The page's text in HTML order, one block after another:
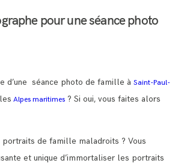
pour une séance photo
d’une séance photo de famille à Saint-Paul-
Alpes maritimes ? Si oui, vous faites alors
portraits de famille maladroits ? Vous
et unique d’immortaliser les portraits